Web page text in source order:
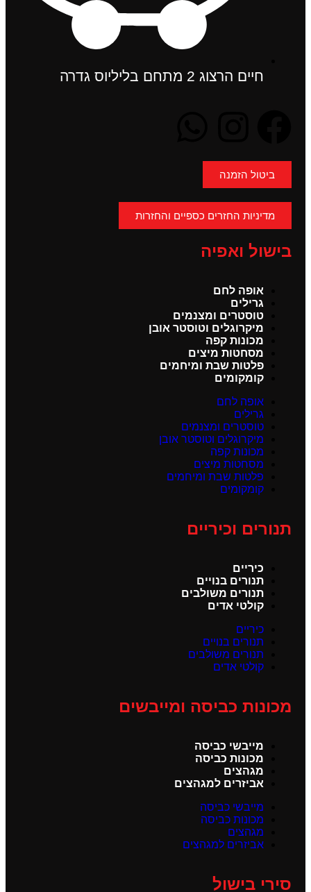
חיים הרצוג 2 מתחם בליליוס גדרה
ביטול הזמנה
מדיניות החזרים כספיים והחזרות
בישול ואפיה
אופה לחם
גרילים
טוסטרים ומצנמים
מיקרוגלים וטוסטר אובן
מכונות קפה
מסחטות מיצים
פלטות שבת ומיחמים
קומקומים
אופה לחם
גרילים
טוסטרים ומצנמים
מיקרוגלים וטוסטר אובן
מכונות קפה
מסחטות מיצים
פלטות שבת ומיחמים
קומקומים
תנורים וכיריים
כיריים
תנורים בנויים
תנורים משולבים
קולטי אדים
כיריים
תנורים בנויים
תנורים משולבים
קולטי אדים
מכונות כביסה ומייבשים
מייבשי כביסה
מכונות כביסה
מגהצים
אביזרים למגהצים
מייבשי כביסה
מכונות כביסה
מגהצים
אביזרים למגהצים
סירי בישול